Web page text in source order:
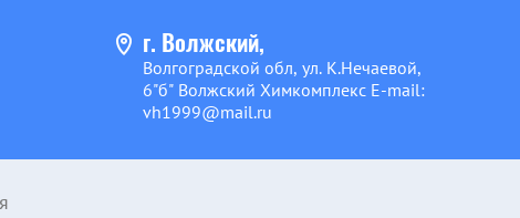
г. Волжский,
Волгоградской обл, ул. К.Нечаевой,
6"б" Волжский Химкомплекс E-mail:
vh1999@mail.ru